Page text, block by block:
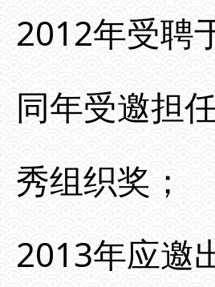
2012年受聘
同年受邀担
秀组织奖；
2013年应邀